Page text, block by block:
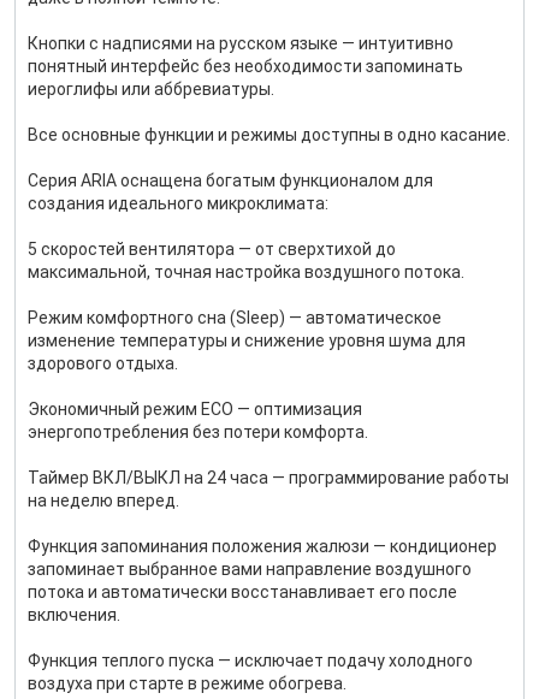
Кнопки с надписями на русском языке — интуитивно
понятный интерфейс без необходимости запоминать
иероглифы или аббревиатуры.
Все основные функции и режимы доступны в одно касание.
Серия ARIA оснащена богатым функционалом для
создания идеального микроклимата:
5 скоростей вентилятора — от сверхтихой до
максимальной, точная настройка воздушного потока.
Режим комфортного сна (Sleep) — автоматическое
изменение температуры и снижение уровня шума для
здорового отдыха.
Экономичный режим ECO — оптимизация
энергопотребления без потери комфорта.
Таймер ВКЛ/ВЫКЛ на 24 часа — программирование работы
на неделю вперед.
Функция запоминания положения жалюзи — кондиционер
запоминает выбранное вами направление воздушного
потока и автоматически восстанавливает его после
включения.
Функция теплого пуска — исключает подачу холодного
воздуха при старте в режиме обогрева.